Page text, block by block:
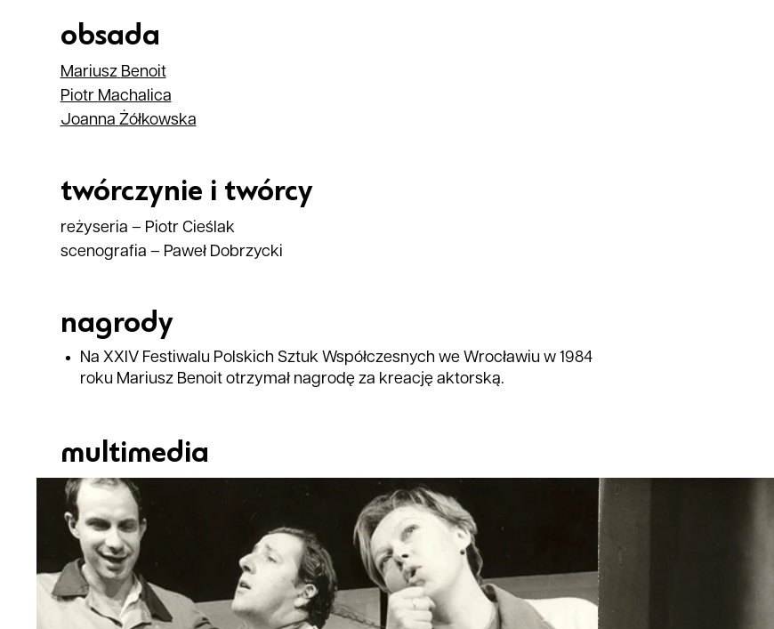
obsada
Mariusz Benoit
Piotr Machalica
Joanna Żółkowska
twórczynie i twórcy
reżyseria – Piotr Cieślak
scenografia – Paweł Dobrzycki
nagrody
Na XXIV Festiwalu Polskich Sztuk Współczesnych we Wrocławiu w 1984
roku Mariusz Benoit otrzymał nagrodę za kreację aktorską.
multimedia